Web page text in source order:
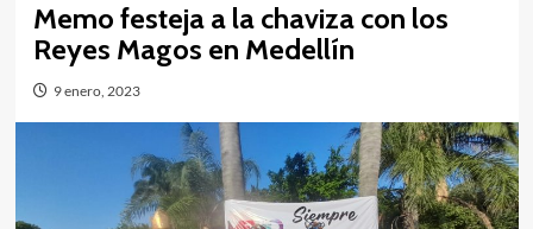
Memo festeja a la chaviza con los
Reyes Magos en Medellín
9 enero, 2023